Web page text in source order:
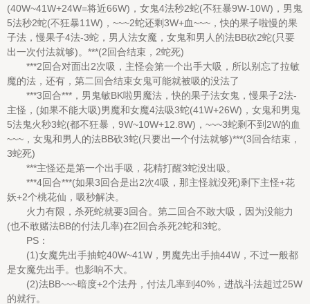
(40W~41W+24W=将近66W)，女鬼4法秒2蛇(不狂暴9W-10W)，男鬼
5法秒2蛇(不狂暴11W)，~~~2蛇还剩3W+血~~~，快的果子啦慢的果
子法，慢果子4法-3蛇，男人法女魔，女鬼和男人的法BB砍2蛇(只要
出一次付法就够)。***(2回合结束，2蛇死)
***2回合对面出2次吸，主怪会第一个出手大吸，所以别忘了拉敏
魔的法，还有，第二回合结束女鬼可能就被吸的没法了
***3回合***，男鬼敏BK啦男魔法，快的果子法女鬼，慢果子2法-
主怪，(如果不能大吸)男魔和女魔4法吸3蛇(41W+26W)，女鬼和男鬼
5法鬼火秒3蛇(都不狂暴，9W~10W+12.8W)，~~~3蛇剩不到2W的血
~~~，女鬼和男人的法BB砍3蛇(只要出一个付法就够)***(3回合结束，
3蛇死)
***主怪还是第一个出手吸，花精打醒3蛇没出吸。
***4回合***(如果3回合是出2次4吸，那主怪就没死)剩下主怪+花
妖+2个桃花仙，吸秒解决。
火力有限，杀死蛇就要3回合。第二回合不敢大吸，因为没能力
(也不敢赌法BB的付法几率)在2回合杀死2蛇和3蛇。
PS：
(1)女魔先出手抽蛇40W~41W，男魔先出手抽44W，不过一般都
是女魔先出手。也影响不大。
(2)法BB~~~暗度+2个法丹，付法几率到40%，进战斗法超过25W
的就行。